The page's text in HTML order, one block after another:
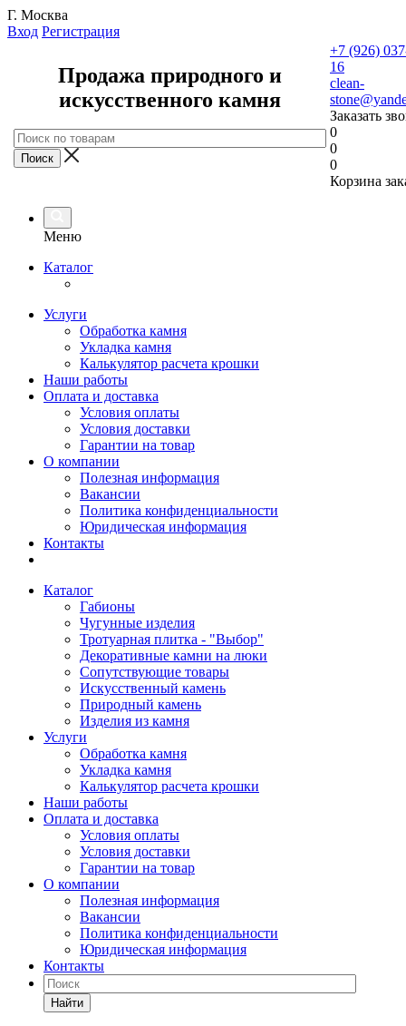
Г. Москва
Вход Регистрация
Продажа природного и
искусственного камня
+7 (926)
16
clean-
Заказать
0
0
0
Корзина
Меню
Каталог
Услуги
Обработка камня
Укладка камня
Калькулятор расчета крошки
Наши работы
Оплата и доставка
Условия оплаты
Условия доставки
Гарантии на товар
О компании
Полезная информация
Вакансии
Политика конфиденциальности
Юридическая информация
Контакты
Каталог
Габионы
Чугунные изделия
Тротуарная плитка - "Выбор"
Декоративные камни на люки
Сопутствующие товары
Искусственный камень
Природный камень
Изделия из камня
Услуги
Обработка камня
Укладка камня
Калькулятор расчета крошки
Наши работы
Оплата и доставка
Условия оплаты
Условия доставки
Гарантии на товар
О компании
Полезная информация
Вакансии
Политика конфиденциальности
Юридическая информация
Контакты
Найти